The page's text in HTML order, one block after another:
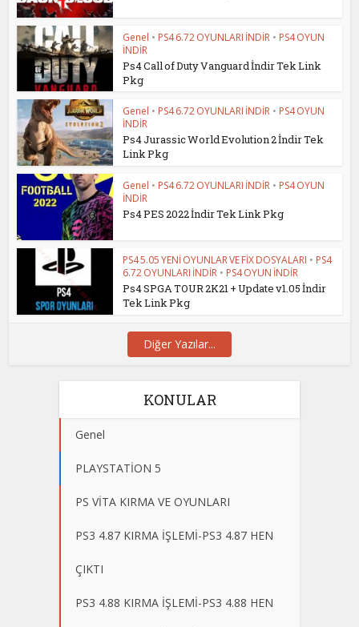
Genel • PS4 6.72 OYUNLARI İNDİR • PS4 OYUN
İNDİR
Ps4 Call of Duty Vanguard İndir Tek Link
Pkg
Genel • PS4 6.72 OYUNLARI İNDİR • PS4 OYUN
İNDİR
Ps4 Jurassic World Evolution 2 İndir Tek
Link Pkg
Genel • PS4 6.72 OYUNLARI İNDİR • PS4 OYUN
İNDİR
Ps4 PES 2022 İndir Tek Link Pkg
PS4 5.05 YENİ OYUNLAR VE FİX DOSYALARI • PS4
6.72 OYUNLARI İNDİR • PS4 OYUN İNDİR
Ps4 SPGA TOUR 2K21 + Update v1.05 İndir
Tek Link Pkg
Diğer Yazılar...
KONULAR
Genel
PLAYSTATİON 5
PS VİTA KIRMA VE OYUNLARI
PS3 4.87 KIRMA İŞLEMİ-PS3 4.87 HEN
ÇIKTI
PS3 4.88 KIRMA İŞLEMİ-PS3 4.88 HEN